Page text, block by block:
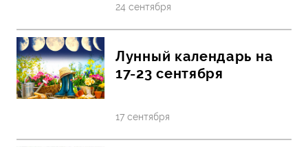
24 сентября
Лунный календарь на
17-23 сентября
17 сентября